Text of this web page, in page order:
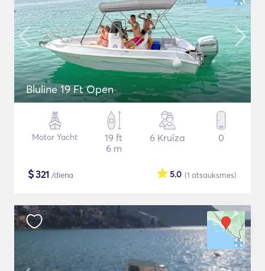
Bluline 19 Ft Open
Motor Yacht
19 ft
6 m
6 Kruīza 0
$321 /diena (1 atsauksmes)
5.0